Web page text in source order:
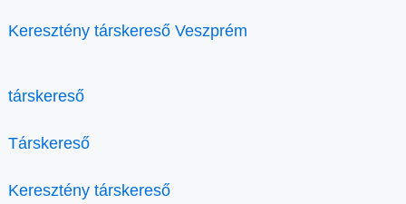
Keresztény társkereső Veszprém
társkereső
Társkereső
Keresztény társkereső